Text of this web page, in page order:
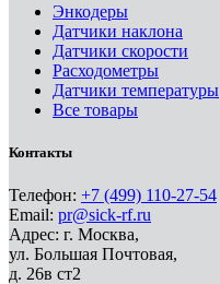
Энкодеры
Датчики наклона
Датчики скорости
Расходометры
Датчики температуры
Все товары
Контакты
Телефон: +7 (499) 110-27-54
Email: pr@sick-rf.ru
Адрес: г. Москва,
ул. Большая Почтовая,
д. 26в ст2